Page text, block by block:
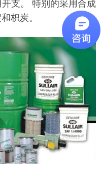
支。 特别的采用合成
枳炭。